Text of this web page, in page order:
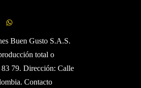
Buen Gusto S.A.S.
total o
79. Dirección: Calle
Contacto